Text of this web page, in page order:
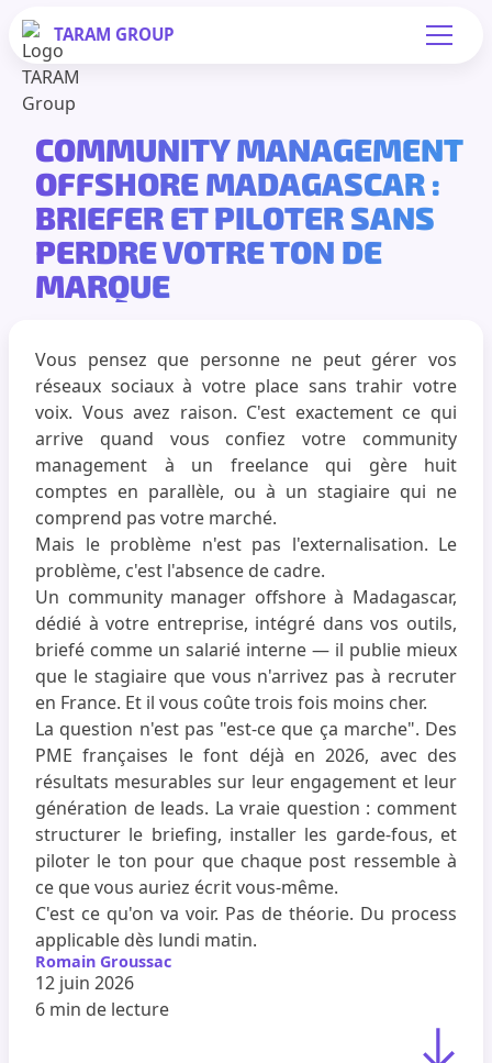
TARAM GROUP
COMMUNITY MANAGEMENT
OFFSHORE MADAGASCAR :
BRIEFER ET PILOTER SANS
PERDRE VOTRE TON DE
MARQUE
Vous pensez que personne ne peut gérer vos
réseaux sociaux à votre place sans trahir votre
voix. Vous avez raison. C'est exactement ce qui
arrive quand vous confiez votre community
management à un freelance qui gère huit
comptes en parallèle, ou à un stagiaire qui ne
comprend pas votre marché.
Mais le problème n'est pas l'externalisation. Le
problème, c'est l'absence de cadre.
Un community manager offshore à Madagascar,
dédié à votre entreprise, intégré dans vos outils,
briefé comme un salarié interne — il publie mieux
que le stagiaire que vous n'arrivez pas à recruter
en France. Et il vous coûte trois fois moins cher.
La question n'est pas "est-ce que ça marche". Des
PME françaises le font déjà en 2026, avec des
résultats mesurables sur leur engagement et leur
génération de leads. La vraie question : comment
structurer le briefing, installer les garde-fous, et
piloter le ton pour que chaque post ressemble à
ce que vous auriez écrit vous-même.
C'est ce qu'on va voir. Pas de théorie. Du process
applicable dès lundi matin.
Romain Groussac
12 juin 2026
6 min de lecture